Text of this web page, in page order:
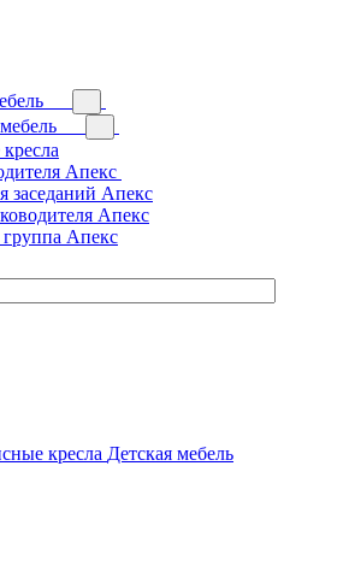
Апекс
заседаний Апекс
Апекс
Апекс
кресла Детская мебель